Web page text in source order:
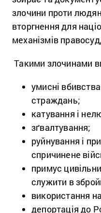
злочини проти
вторгнення для
механізмів
Такими злочинами
умисні
страждань;
катування і
зґвалтування;
руйнування і
спричинене
примус
служити в
використання
депортація до